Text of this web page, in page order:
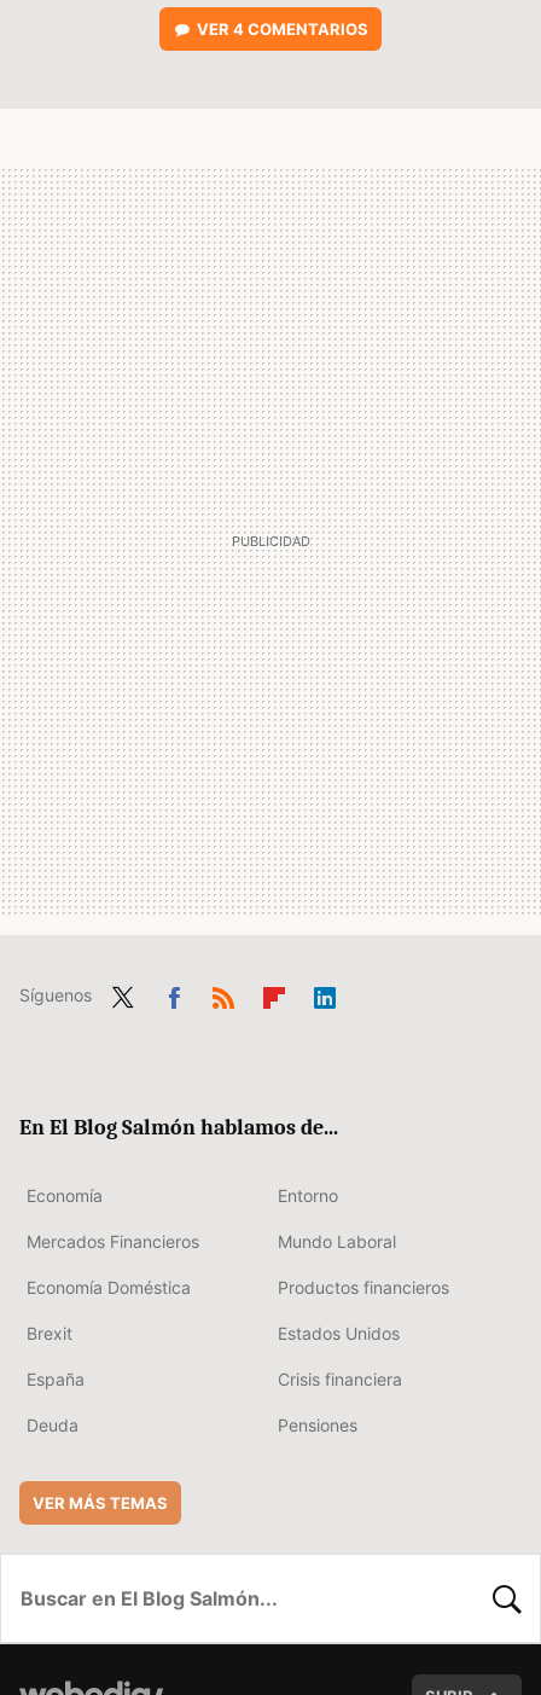
VER 4 COMENTARIOS
Síguenos
En El Blog Salmón hablamos de...
Economía Entorno
Mercados Financieros Mundo Laboral
Economía Doméstica Productos financieros
Brexit Estados Unidos
España Crisis financiera
Deuda Pensiones
VER MÁS TEMAS